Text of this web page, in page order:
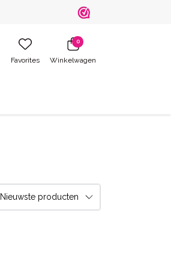
Favorites
0
Winkelwagen